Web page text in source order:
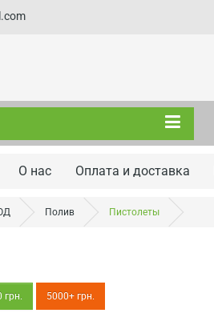
О нас Оплата и доставка
Полив Пистолеты
грн. 5000+ грн.